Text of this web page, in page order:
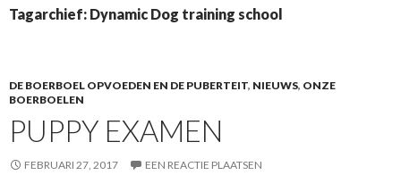
Tagarchief: Dynamic Dog training school
DE BOERBOEL OPVOEDEN EN DE PUBERTEIT, NIEUWS, ONZE
BOERBOELEN
PUPPY EXAMEN
FEBRUARI 27, 2017 EEN REACTIE PLAATSEN